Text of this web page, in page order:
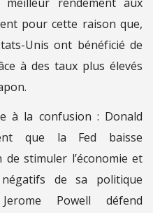
rendement aux
pour cette raison que,
Unis ont bénéficié de
à des taux plus élevés
à la confusion : Donald
que la Fed baisse
stimuler l’économie et
de sa politique
Powell défend